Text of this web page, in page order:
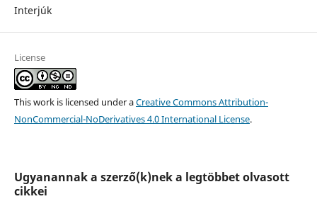
Interjúk
License
This work is licensed under aCreative Commons Attribution-
NonCommercial-NoDerivatives 4.0 International License.
Ugyanannak a szerző(k)nek a legtöbbet olvasott
cikkei